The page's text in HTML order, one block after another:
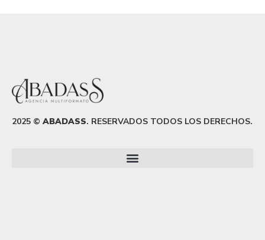
2025 © ABADASS. RESERVADOS TODOS LOS DERECHOS.